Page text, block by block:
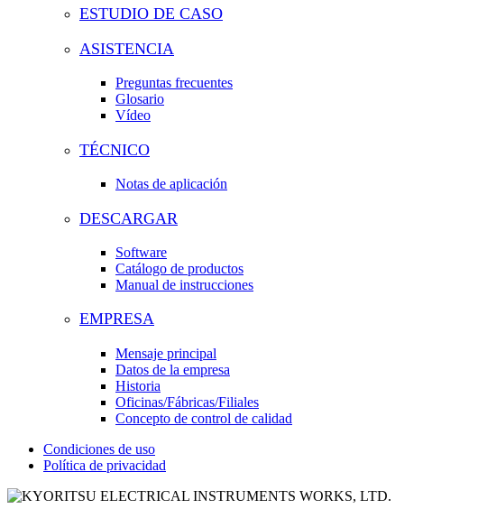
ESTUDIO DE CASO
ASISTENCIA
Preguntas frecuentes
Glosario
Vídeo
TÉCNICO
Notas de aplicación
DESCARGAR
Software
Catálogo de productos
Manual de instrucciones
EMPRESA
Mensaje principal
Datos de la empresa
Historia
Oficinas/Fábricas/Filiales
Concepto de control de calidad
Condiciones de uso
Política de privacidad